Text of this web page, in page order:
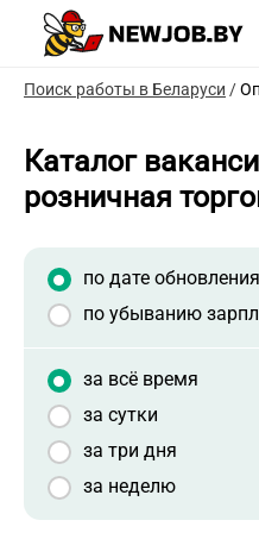
Поиск работы в Беларуси /
Каталог
розничная
по дате обновления
по убыванию
за всё время
за сутки
за три дня
за неделю